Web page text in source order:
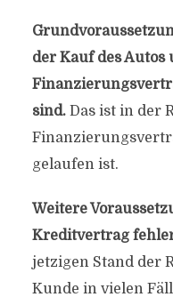
der Kauf des Autos
sind. Das ist in der
gelaufen ist.
Weitere
Kreditvertrag
jetzigen Stand der
Kunde in vielen